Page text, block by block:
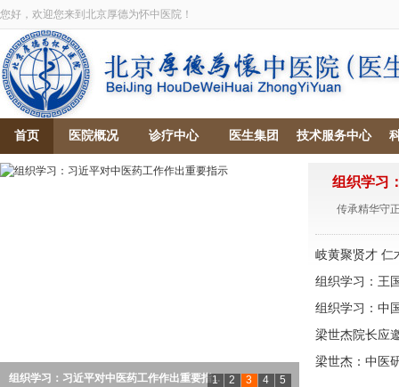
您好，欢迎您来到北京厚德为怀中医院！
首页 医院概况 诊疗中心 医生集团 技术服务中心
组织学习：习近平对中医药工作作出重要指...
1 2 3 4 5
组织学习
传承精华守
岐黄聚贤才 仁
科医院
组织学习：王
新诊疗模式促
组织学习：中
式”的探索与启
梁世杰院长应
梁世杰：中医
非物质文化